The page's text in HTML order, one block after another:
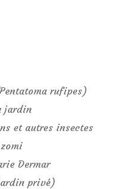
rufipes)
jardin
et autres insectes
Dermar
privé)